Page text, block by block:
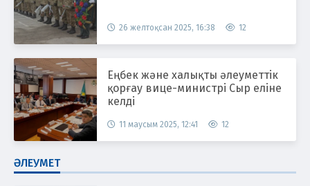
26 желтоқсан 2025, 16:38 12
Еңбек және халықты әлеуметтік
қорғау вице-министрі Сыр еліне
келді
11 маусым 2025, 12:41 12
ӘЛЕУМЕТ